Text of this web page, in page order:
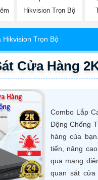
Hikvision Trọn Bộ
Hikvision Trọn Bộ
Cửa Hàng
Combo Lắp
Động Chống
hàng của
tiến, nâng
qua mạng
quan sát